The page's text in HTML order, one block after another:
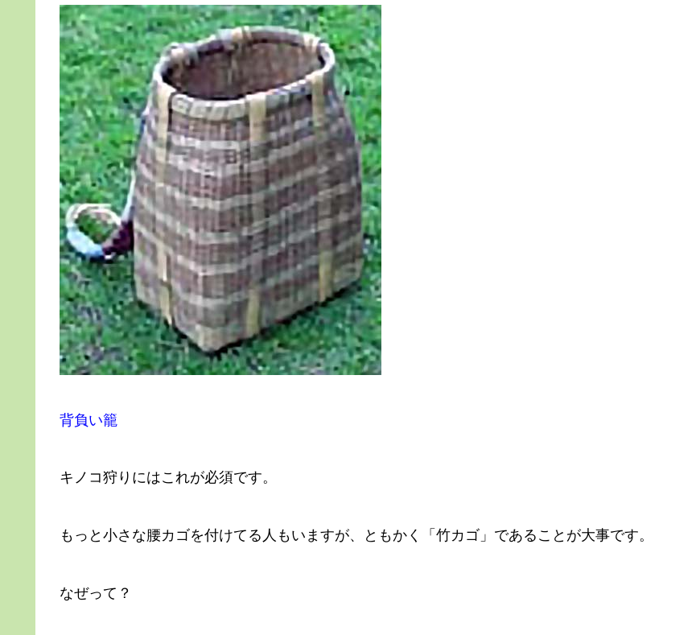
背負い籠
キノコ狩りにはこれが必須です。
もっと小さな腰カゴを付けてる人もいますが、ともかく「竹カゴ」であることが大事です。
なぜって？